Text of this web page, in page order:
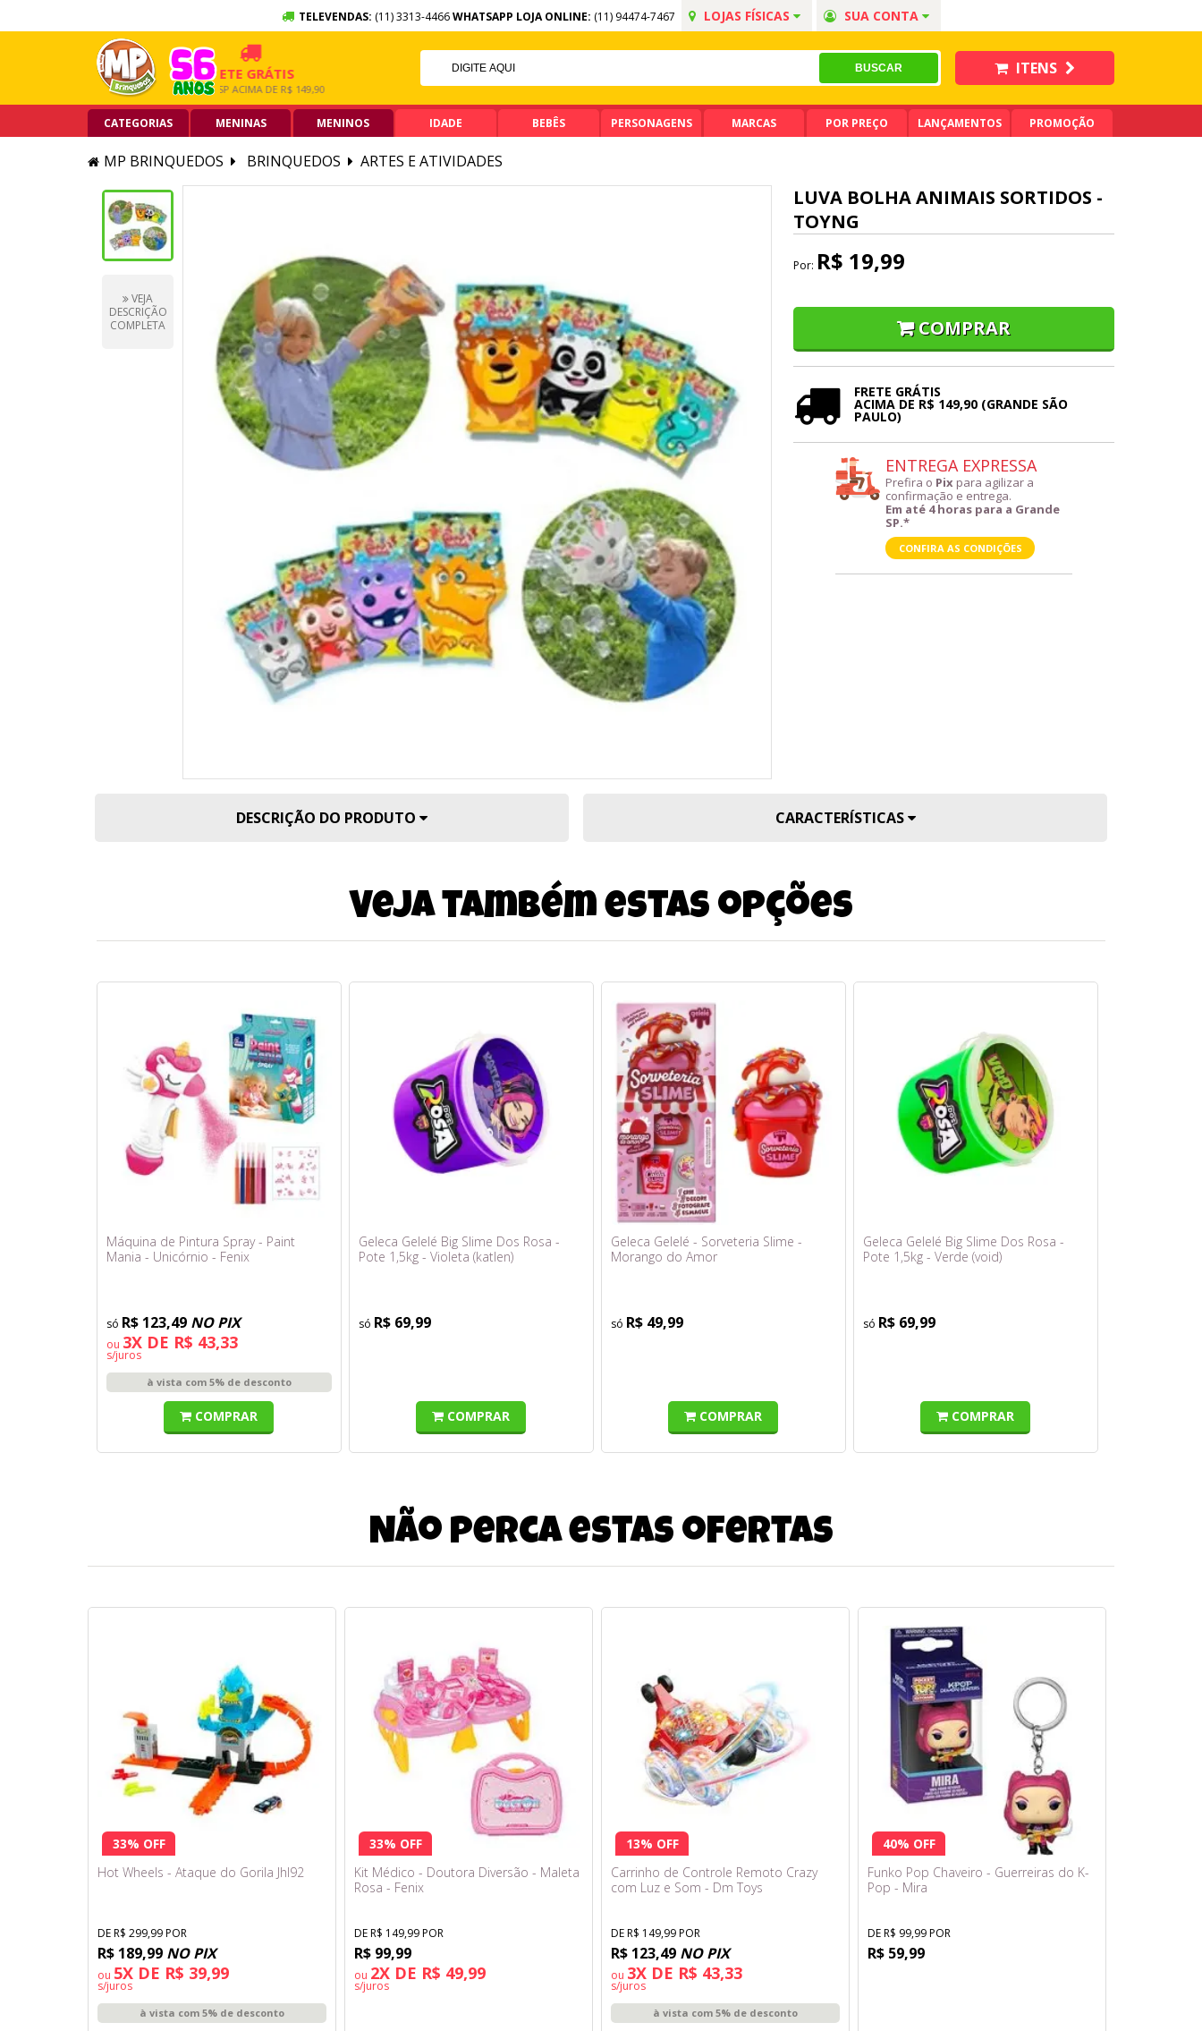
TELEVENDAS: (11) 3313-4466WHATSAPP LOJA ONLINE: (11) 94474-7467 LOJAS FÍSICAS SUA CONTA
FRETE GRÁTIS
GRANDE SP ACIMA DE R$ 149,90
5% OFF NO PIX
PIX ACIMA DE R$ 99,90
ITENS
CATEGORIAS MENINAS MENINOS IDADE BEBÊS PERSONAGENS MARCAS POR PREÇO LANÇAMENTOS PROMOÇÃO
MP BRINQUEDOS BRINQUEDOS ARTES E ATIVIDADES
VEJA
DESCRIÇÃO
COMPLETA
LUVA BOLHA ANIMAIS SORTIDOS -
TOYNG
Por: R$ 19,99
COMPRAR
FRETE GRÁTIS
ACIMA DE R$ 149,90 (GRANDE SÃO
PAULO)
ENTREGA EXPRESSA
Prefira o Pix para agilizar a
confirmação e entrega.
Em até 4 horas para a Grande
SP.*
CONFIRA AS CONDIÇÕES
DESCRIÇÃO DO PRODUTO CARACTERÍSTICAS
Veja também estas opções
Máquina de Pintura Spray - Paint
Mania - Unicórnio - Fenix
R$ 123,49 NO PIX
ou 3X DE R$ 43,33
s/juros
à vista com 5% de desconto
COMPRAR
Geleca Gelelé Big Slime Dos Rosa -
Pote 1,5kg - Violeta (katlen)
R$ 69,99
COMPRAR
Geleca Gelelé - Sorveteria Slime -
Morango do Amor
R$ 49,99
COMPRAR
Geleca Gelelé Big Slime Dos Rosa -
Pote 1,5kg - Verde (void)
R$ 69,99
COMPRAR
Não perca estas ofertas
33% OFF
Hot Wheels - Ataque do Gorila Jhl92
DE R$ 299,99 POR
R$ 189,99 NO PIX
ou 5X DE R$ 39,99
s/juros
à vista com 5% de desconto
33% OFF
Kit Médico - Doutora Diversão - Maleta
Rosa - Fenix
DE R$ 149,99 POR
R$ 99,99
ou 2X DE R$ 49,99
s/juros
13% OFF
Carrinho de Controle Remoto Crazy
com Luz e Som - Dm Toys
DE R$ 149,99 POR
R$ 123,49 NO PIX
ou 3X DE R$ 43,33
s/juros
à vista com 5% de desconto
40% OFF
Funko Pop Chaveiro - Guerreiras do K-
Pop - Mira
DE R$ 99,99 POR
R$ 59,99